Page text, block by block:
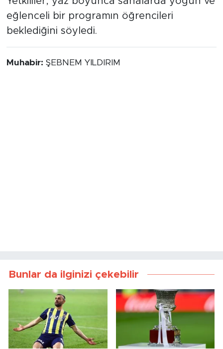
Yetkililer, yaz boyunca sahalarda yoğun ve
eğlenceli bir programın öğrencileri
beklediğini söyledi.
Bunlar da ilginizi çekebilir